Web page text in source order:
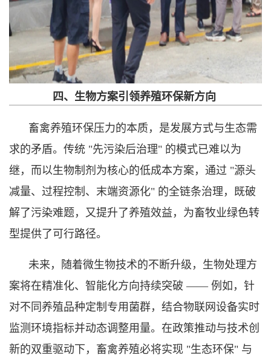
四、生物方案引领养殖环保新方向
畜禽养殖环保压力的本质，是发展方式与生态需
求的矛盾。传统 "先污染后治理" 的模式已难以为
继，而以生物制剂为核心的低成本方案，通过 "源头
减量、过程控制、末端资源化" 的全链条治理，既破
解了污染难题，又提升了养殖效益，为畜牧业绿色转
型提供了可行路径。
未来，随着微生物技术的不断升级，生物处理方
案将在精准化、智能化方向持续突破 —— 例如，针
对不同养殖品种定制专用菌群，结合物联网设备实时
监测环境指标并动态调整用量。在政策推动与技术创
新的双重驱动下，畜禽养殖必将实现 "生态环保" 与